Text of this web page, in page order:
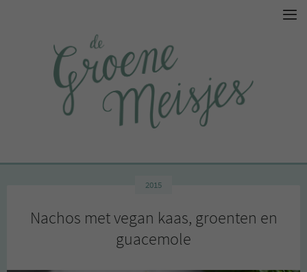
2015
Nachos met vegan kaas, groenten en
guacemole